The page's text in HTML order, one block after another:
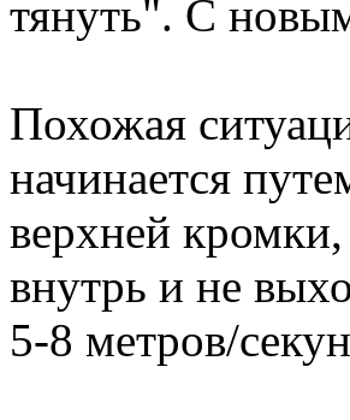
тянуть". С
Похожая
начинается
верхней кромки,
внутрь и не
5-8 метров/